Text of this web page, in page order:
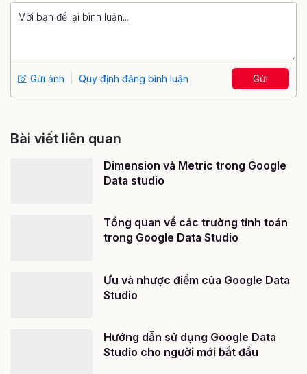
Gửi ảnh Quy định đăng bình luận Gửi
Bài viết liên quan
Dimension và Metric trong Google
Data studio
Tổng quan về các trường tính toán
trong Google Data Studio
Ưu và nhược điểm của Google Data
Studio
Hướng dẫn sử dụng Google Data
Studio cho người mới bắt đầu